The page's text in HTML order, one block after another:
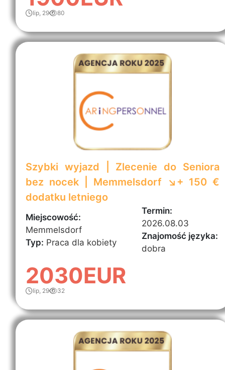
lip, 29 80
Szybki wyjazd | Zlecenie do Seniora
bez nocek | Memmelsdorf ↘️+ 150 €
dodatku letniego
Miejscowość:
Memmelsdorf
Typ: Praca dla kobiety
Termin:
2026.08.03
Znajomość języka:
dobra
2030EUR
lip, 29 32